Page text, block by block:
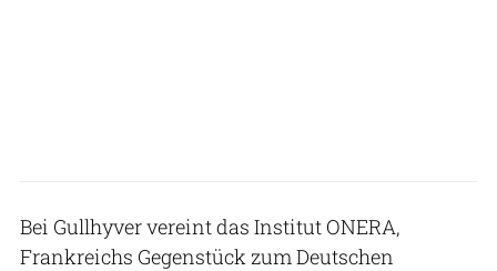
Bei Gullhyver vereint das Institut ONERA,
Frankreichs Gegenstück zum Deutschen